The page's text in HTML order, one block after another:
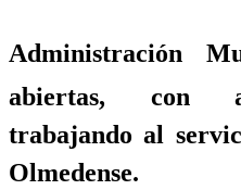
Administración
abiertas, con
trabajando al
Olmedense.